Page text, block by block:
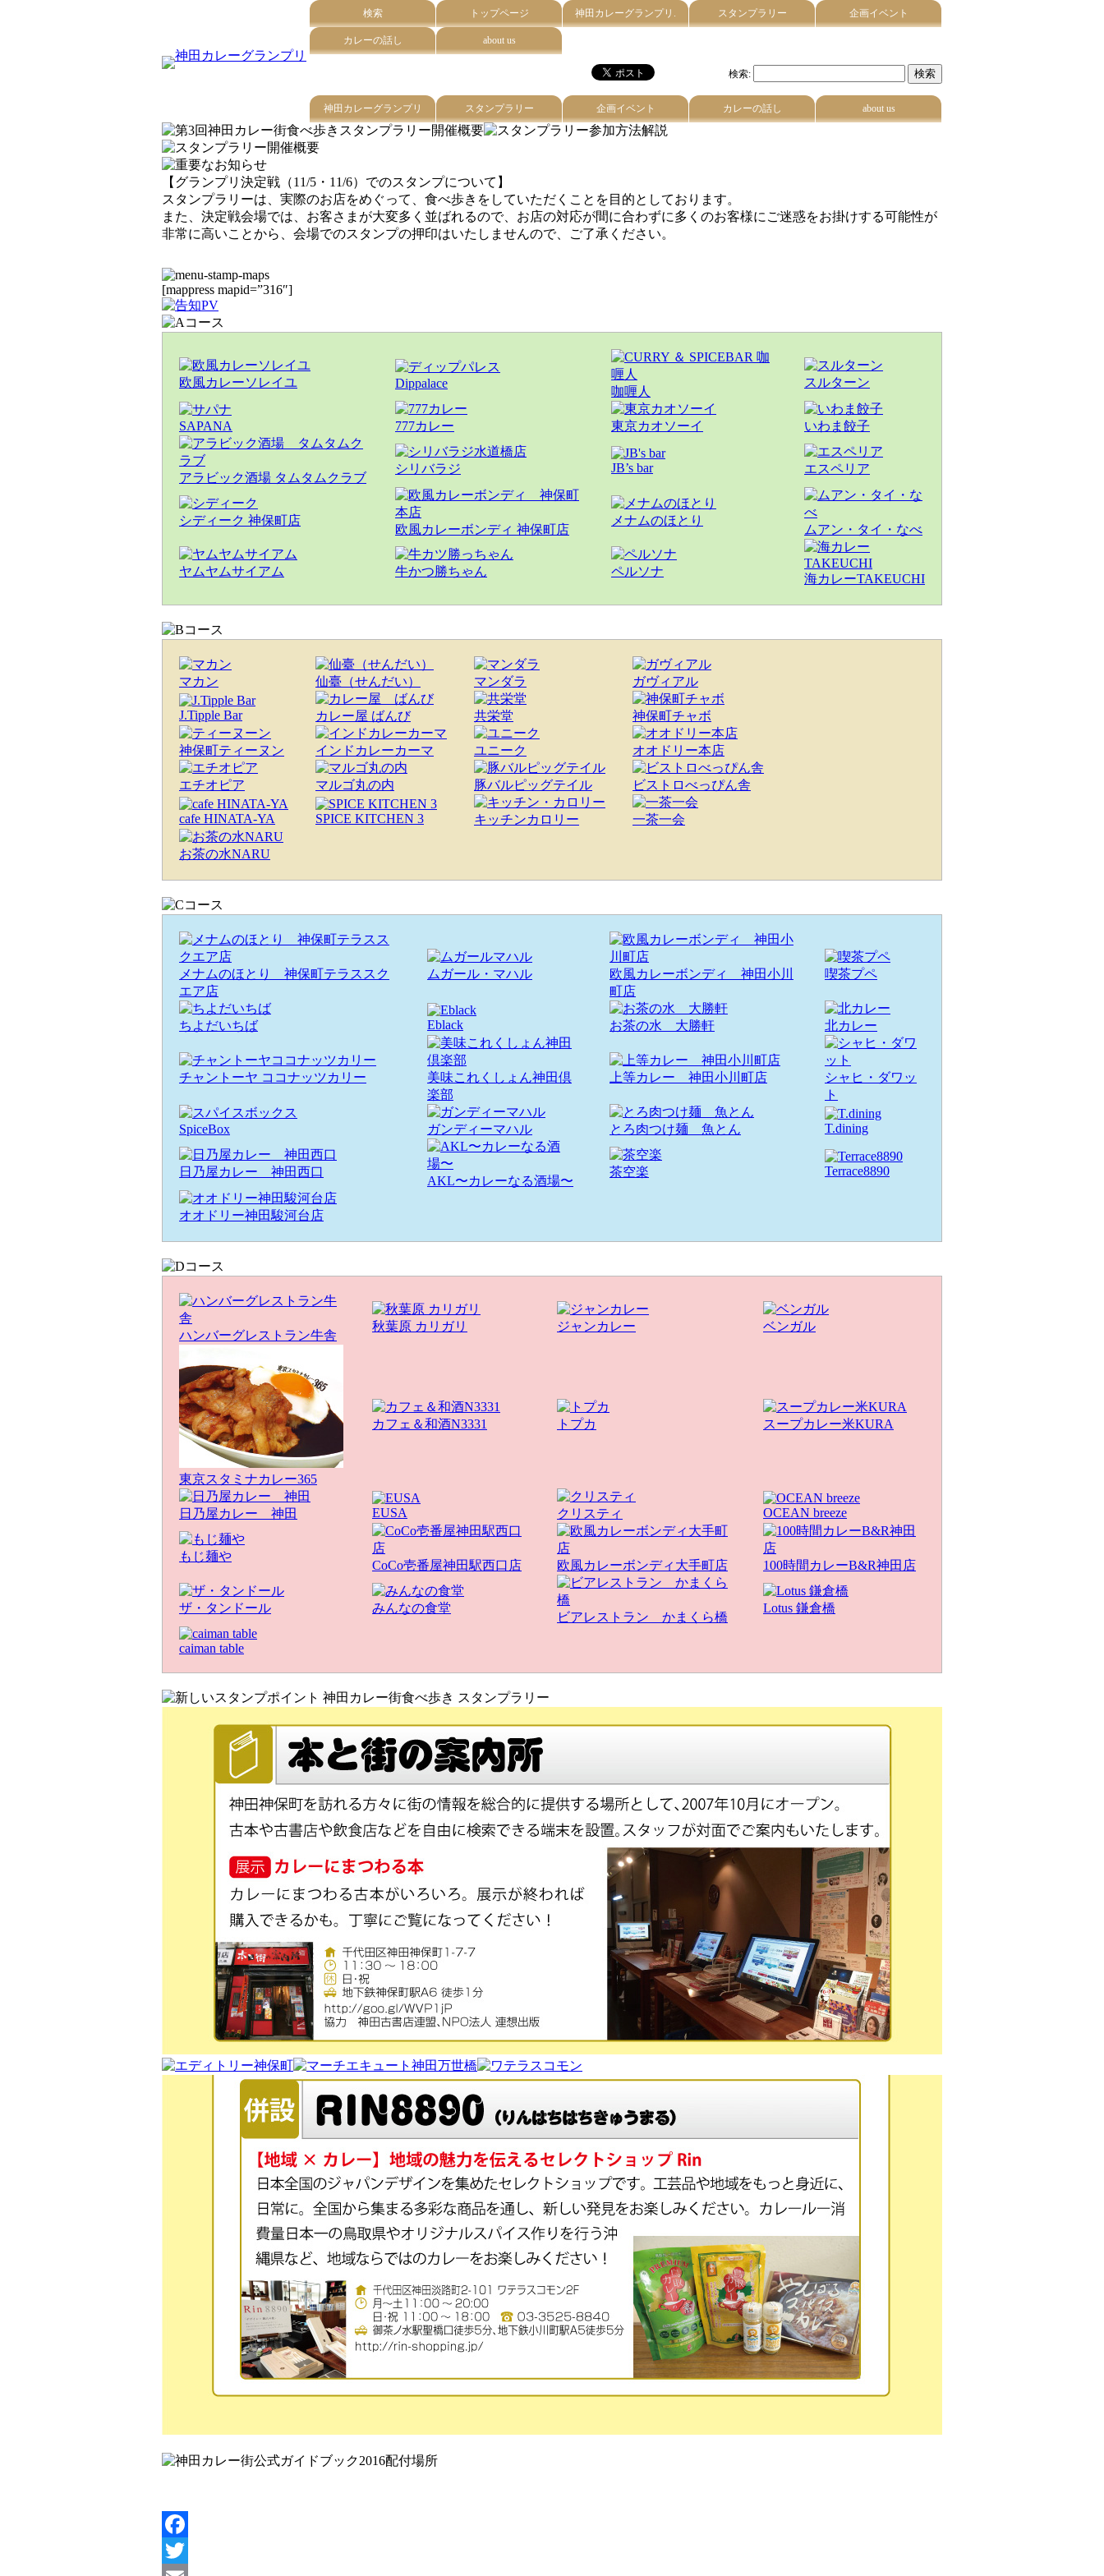
検索 トップページ 神田カレーグランプリ. スタンプラリー 企画イベント
カレーの話し about us
検索:
神田カレーグランプリ スタンプラリー 企画イベント カレーの話し about us
【グランプリ決定戦（11/5・11/6）でのスタンプについて】
スタンプラリーは、実際のお店をめぐって、食べ歩きをしていただくことを目的としております。
また、決定戦会場では、お客さまが大変多く並ばれるので、お店の対応が間に合わずに多くのお客様にご迷惑をお掛けする可能性が
非常に高いことから、 会場でのスタンプの押印はいたしませんので、ご了承ください。
[mappress mapid=”316″]
欧風カレーソレイユ Dippalace
咖喱人
スルターン
SAPANA 777カレー 東京カオソーイ いわま餃子
アラビック酒場 タムタムクラブ
シリバラジ JB’s bar エスペリア
シディーク 神保町店
欧風カレーボンディ 神保町店
メナムのほとり
ムアン・タイ・なべ
ヤムヤムサイアム 牛かつ勝ちゃん ペルソナ
海カレーTAKEUCHI
マカン 仙臺（せんだい） マンダラ ガヴィアル
J.Tipple Bar カレー屋 ばんび 共栄堂 神保町チャボ
神保町ティーヌン インドカレーカーマ ユニーク オオドリー本店
エチオピア マルゴ丸の内 豚バルピッグテイル ビストロべっぴん舎
cafe HINATA-YA SPICE KITCHEN 3 キッチンカロリー 一茶一会
お茶の水NARU
メナムのほとり 神保町テラススク
エア店
ムガール・マハル
欧風カレーボンディ 神田小川
町店
喫茶プペ
ちよだいちば Eblack お茶の水 大勝軒 北カレー
チャントーヤ ココナッツカリー
美味これくしょん神田倶
楽部
上等カレー 神田小川町店
シャヒ・ダワッ
ト
SpiceBox ガンディーマハル とろ肉つけ麺 魚とん T.dining
日乃屋カレー 神田西口
AKL〜カレーなる酒場〜
茶空楽 Terrace8890
オオドリー神田駿河台店
ハンバーグレストラン牛舎
秋葉原 カリガリ ジャンカレー ベンガル
東京スタミナカレー365
カフェ＆和酒N3331 トプカ スープカレー米KURA
日乃屋カレー 神田 EUSA クリスティ OCEAN breeze
もじ麺や
CoCo壱番屋神田駅西口店 欧風カレーボンディ大手町店 100時間カレーB&R神田店
ザ・タンドール みんなの食堂
ビアレストラン かまくら橋
Lotus 鎌倉橋
caiman table
Facebook